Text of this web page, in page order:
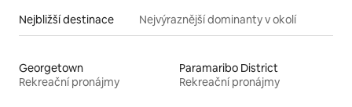
Nejbližší destinace Nejvýraznější dominanty v okolí
Georgetown
Rekreační pronájmy
Paramaribo District
Rekreační pronájmy